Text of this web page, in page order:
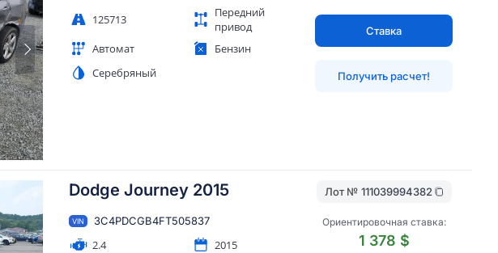
125713
Передний
привод
Автомат
Бензин
Серебряный
Ставка
Получить расчет!
Dodge Journey 2015
VIN 3C4PDCGB4FT505837
2.4
2015
Лот № 111039994382
Ориентировочная ставка:
1 378 $